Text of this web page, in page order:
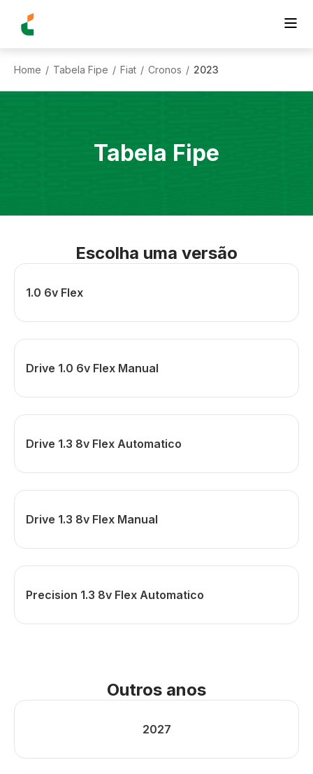
Home / Tabela Fipe / Fiat / Cronos / 2023
Tabela Fipe
Escolha uma versão
1.0 6v Flex
Drive 1.0 6v Flex Manual
Drive 1.3 8v Flex Automatico
Drive 1.3 8v Flex Manual
Precision 1.3 8v Flex Automatico
Outros anos
2027